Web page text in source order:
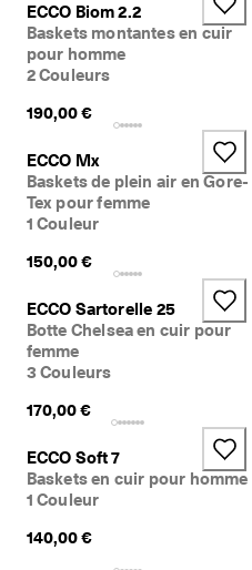
ECCO Biom 2.2
Baskets montantes en cuir
pour homme
2 Couleurs
190,00 €
ECCO Mx
Baskets de plein air en Gore-
Tex pour femme
1 Couleur
150,00 €
ECCO Sartorelle 25
Botte Chelsea en cuir pour
femme
3 Couleurs
170,00 €
ECCO Soft 7
Baskets en cuir pour homme
1 Couleur
140,00 €